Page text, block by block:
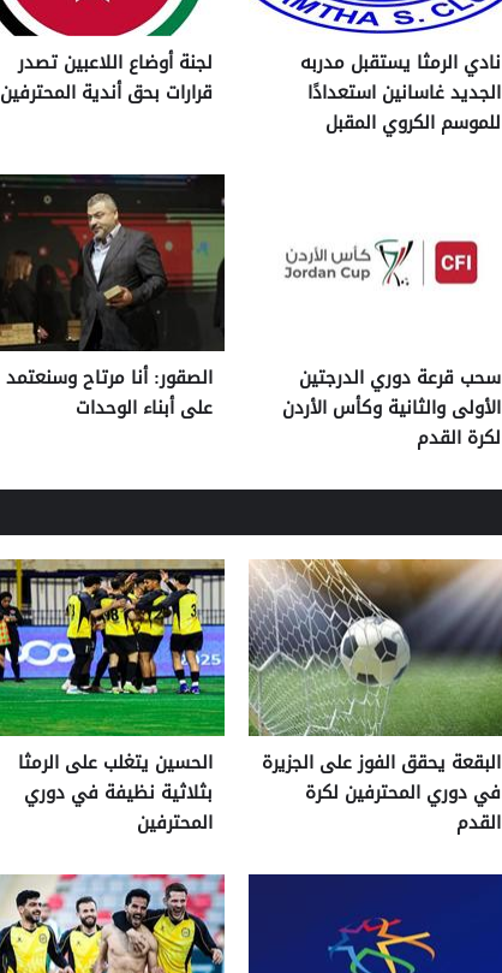
نادي الرمثا يستقبل مدربه
الجديد غاسانين استعدادًا
للموسم الكروي المقبل
لجنة أوضاع اللاعبين تصدر
قرارات بحق أندية المحترفين
سحب قرعة دوري الدرجتين
الأولى والثانية وكأس الأردن
لكرة القدم
الصقور: أنا مرتاح وسنعتمد
على أبناء الوحدات
البقعة يحقق الفوز على الجزيرة
في دوري المحترفين لكرة
القدم
الحسين يتغلب على الرمثا
بثلاثية نظيفة في دوري
المحترفين